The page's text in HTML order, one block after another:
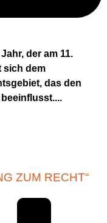
der am 11.
sich dem
das den
ZUM RECHT“